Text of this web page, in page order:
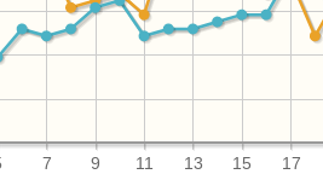
7 9 11 13 15 17